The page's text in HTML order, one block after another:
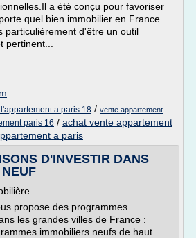
a été conçu pour favoriser
quel bien immobilier en France
particulièrement d'être un outil
pertinent...
a paris 18 / vente appartement
paris 16 / achat vente appartement
a paris
D'INVESTIR DANS
propose des programmes
les grandes villes de France :
immobiliers neufs de haut